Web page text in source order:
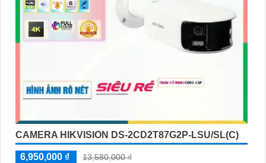
CAMERA HIKVISION DS-2CD2T87G2P-LSU/SL(C)
6,950,000 ₫
13,580,000 ₫